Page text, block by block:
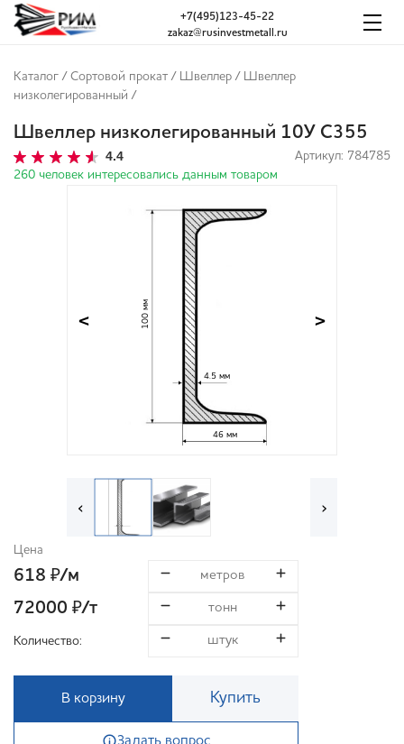
zakaz@rusinvestmetall.ru
+7(495)123-45-22
Каталог / Сортовой прокат / Швеллер / Швеллер
низколегированный /
Швеллер низколегированный 10У С355
4.4
Артикул: 784785
260 человек интересовались данным товаром
100 мм
46 мм
4.5 мм
< >
‹ ›
Цена
618 ₽/м
72000 ₽/т
Количество:
В корзину Купить
Задать вопрос